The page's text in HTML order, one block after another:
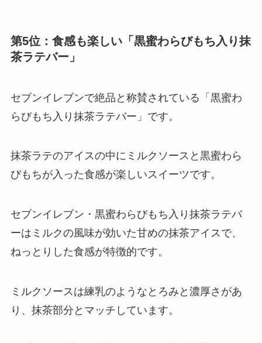
第5位：食感も楽しい「黒蜜わらびもち入り抹
茶ラテバー」
セブンイレブンで絶品と称賛されている「黒蜜わ
らびもち入り抹茶ラテバー」です。
抹茶ラテのアイスの中にミルクソースと黒蜜わら
びもちが入った食感が楽しいスイーツです。
セブンイレブン・黒蜜わらびもち入り抹茶ラテバ
ーはミルクの風味が効いた甘めの抹茶アイスで、
ねっとりした食感が特徴的です。
ミルクソースは練乳のようなとろみと濃厚さがあ
り、抹茶部分とマッチしています。